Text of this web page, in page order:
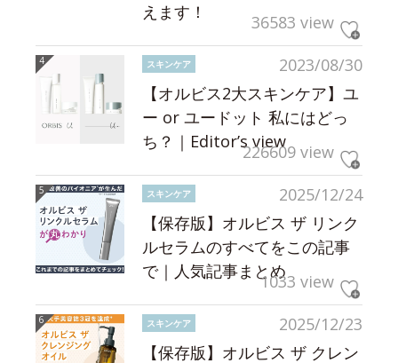
えます！
36583 view
2023/08/30
スキンケア
【オルビス2大スキンケア】ユ
ー or ユードット 私にはどっ
ち？｜Editor’s view226609 view
2025/12/24
スキンケア
【保存版】オルビス ザ リンク
ルセラムのすべてをこの記事
で｜人気記事まとめ1033 view
2025/12/23
スキンケア
【保存版】オルビス ザ クレン